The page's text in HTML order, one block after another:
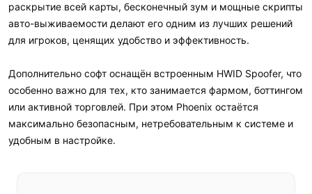
раскрытие всей карты, бесконечный зум и мощные скрипты
авто-выживаемости делают его одним из лучших решений
для игроков, ценящих удобство и эффективность.
Дополнительно софт оснащён встроенным HWID Spoofer, что
особенно важно для тех, кто занимается фармом, боттингом
или активной торговлей. При этом Phoenix остаётся
максимально безопасным, нетребовательным к системе и
удобным в настройке.